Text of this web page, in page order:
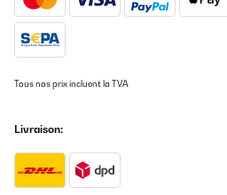
Tous nos prix incluent la TVA
Livraison: